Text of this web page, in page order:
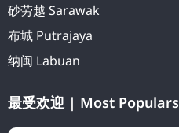
砂劳越 Sarawak
布城 Putrajaya
纳闽 Labuan
最受欢迎 | Most Populars